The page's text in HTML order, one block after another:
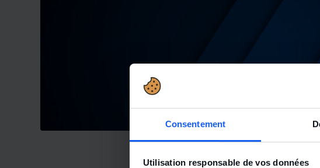
Consentement
Utilisation responsable de vos données